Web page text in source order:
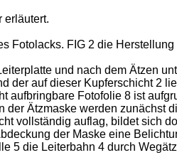
erläutert.
Fotolacks. FIG 2 die
und nach dem Ätzen
der auf dieser Kupfer­schicht 2
Fotofolie 8 ist
Ätzmaske werden zunächst
vollständig auflag, bildet sich
der Maske eine
5 die Leiterbahn 4 durch